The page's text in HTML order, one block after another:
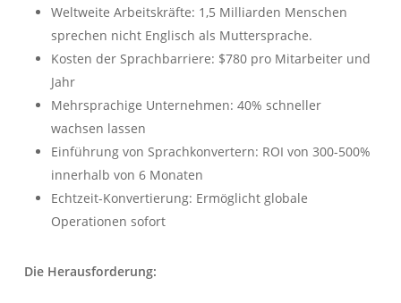
Weltweite Arbeitskräfte: 1,5 Milliarden Menschen
sprechen nicht Englisch als Muttersprache.
Kosten der Sprachbarriere: $780 pro Mitarbeiter und
Jahr
Mehrsprachige Unternehmen: 40% schneller
wachsen lassen
Einführung von Sprachkonvertern: ROI von 300-500%
innerhalb von 6 Monaten
Echtzeit-Konvertierung: Ermöglicht globale
Operationen sofort
Die Herausforderung: